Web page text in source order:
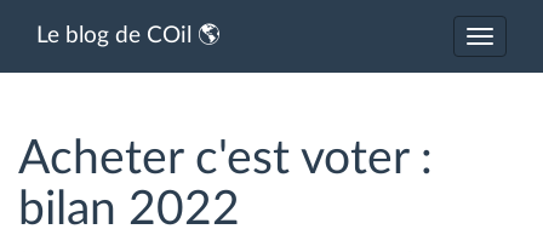
Le blog de COil 🌎
Activer
Acheter c'est voter :
bilan 2022